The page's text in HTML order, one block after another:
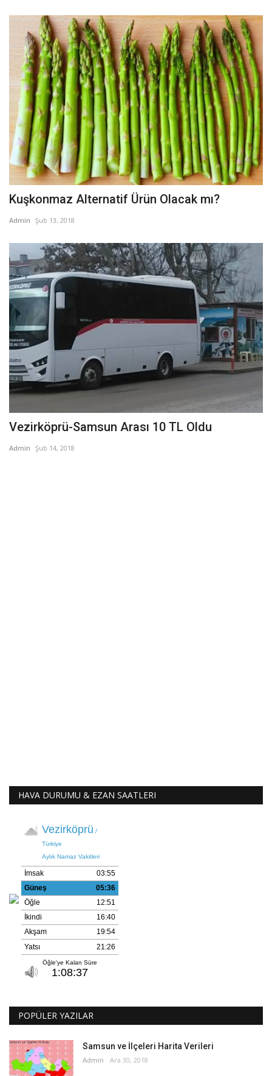
Kuşkonmaz Alternatif Ürün Olacak mı?
Admin Şub 13, 2018
Vezirköprü-Samsun Arası 10 TL Oldu
Admin Şub 14, 2018
HAVA DURUMU & EZAN SAATLERI
POPÜLER YAZILAR
Samsun ve İlçeleri Harita Verileri
Admin Ara 30, 2018